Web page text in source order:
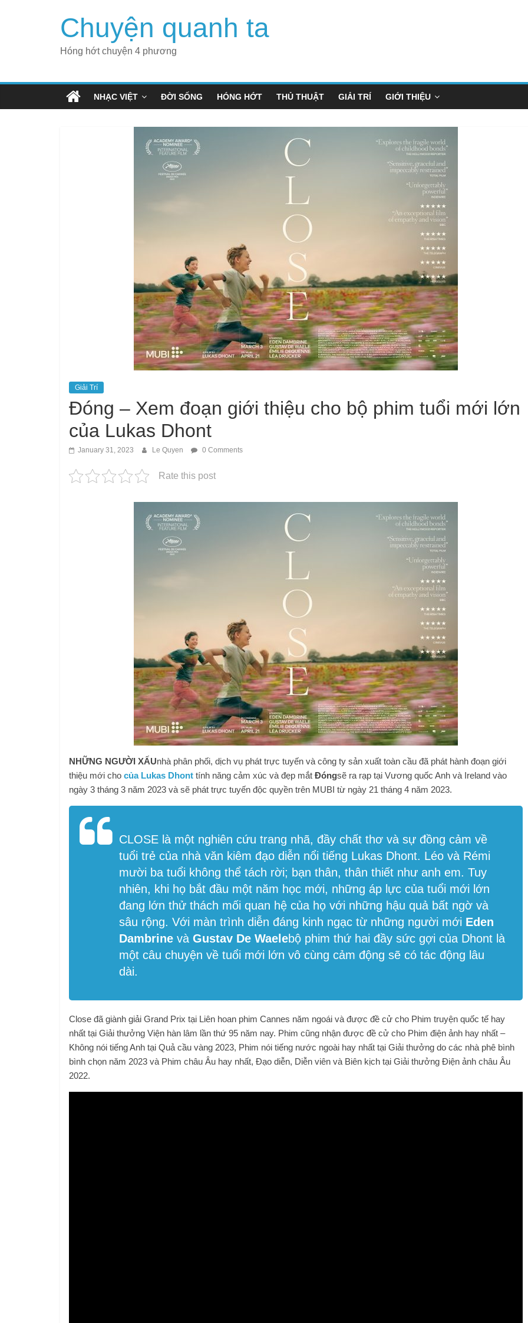
Chuyện quanh ta
Hóng hớt chuyện 4 phương
NHẠC VIỆT ĐỜI SỐNG HÓNG HỚT THỦ THUẬT GIẢI TRÍ GIỚI THIỆU
Giải Trí
Đóng – Xem đoạn giới thiệu cho bộ phim tuổi mới lớn
của Lukas Dhont
January 31, 2023 Le Quyen 0 Comments
Rate this post
NHỮNG NGƯỜI XẤUnhà phân phối, dịch vụ phát trực tuyến và công ty sản xuất toàn cầu đã phát hành đoạn giới
thiệu mới cho của Lukas Dhont tính năng cảm xúc và đẹp mắt Đóngsẽ ra rạp tại Vương quốc Anh và Ireland vào
ngày 3 tháng 3 năm 2023 và sẽ phát trực tuyến độc quyền trên MUBI từ ngày 21 tháng 4 năm 2023.
CLOSE là một nghiên cứu trang nhã, đầy chất thơ và sự đồng cảm về
tuổi trẻ của nhà văn kiêm đạo diễn nổi tiếng Lukas Dhont. Léo và Rémi
mười ba tuổi không thể tách rời; bạn thân, thân thiết như anh em. Tuy
nhiên, khi họ bắt đầu một năm học mới, những áp lực của tuổi mới lớn
đang lớn thử thách mối quan hệ của họ với những hậu quả bất ngờ và
sâu rộng. Với màn trình diễn đáng kinh ngạc từ những người mới Eden
Dambrine và Gustav De Waelebộ phim thứ hai đầy sức gợi của Dhont là
một câu chuyện về tuổi mới lớn vô cùng cảm động sẽ có tác động lâu
dài.
Close đã giành giải Grand Prix tại Liên hoan phim Cannes năm ngoái và được đề cử cho Phim truyện quốc tế hay
nhất tại Giải thưởng Viện hàn lâm lần thứ 95 năm nay. Phim cũng nhận được đề cử cho Phim điện ảnh hay nhất –
Không nói tiếng Anh tại Quả cầu vàng 2023, Phim nói tiếng nước ngoài hay nhất tại Giải thưởng do các nhà phê bình
bình chọn năm 2023 và Phim châu Âu hay nhất, Đạo diễn, Diễn viên và Biên kịch tại Giải thưởng Điện ảnh châu Âu
2022.